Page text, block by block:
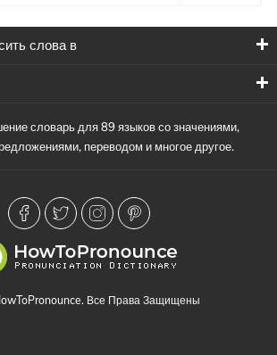
слова в
словарь для 89 языков со значениями,
переводом и многое другое.
Все Права Защищены